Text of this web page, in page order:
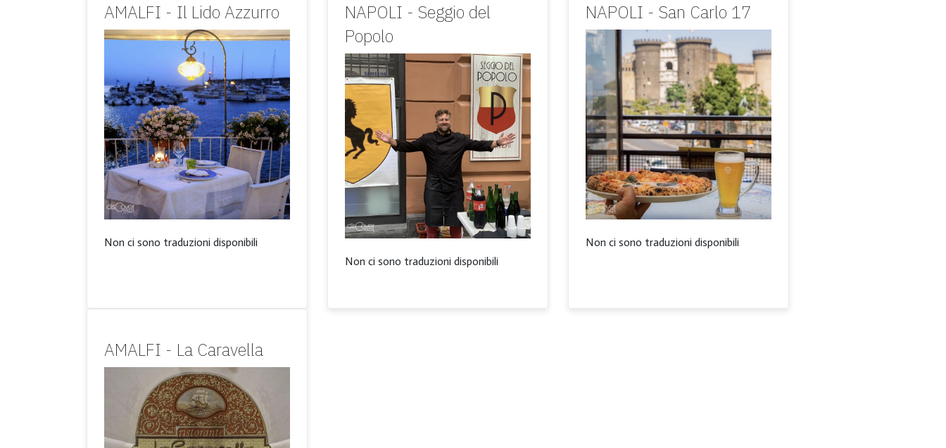
AMALFI - Il Lido Azzurro
Non ci sono traduzioni disponibili
NAPOLI - Seggio del
Popolo
Non ci sono traduzioni disponibili
NAPOLI - San Carlo 17
Non ci sono traduzioni disponibili
AMALFI - La Caravella